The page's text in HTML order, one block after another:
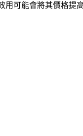
可能會將其價格提